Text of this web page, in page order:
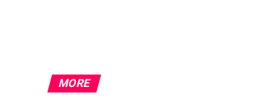
MORE